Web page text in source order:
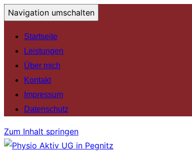
Navigation umschalten
Startseite
Leistungen
Über mich
Kontakt
Impressum
Datenschutz
Zum Inhalt springen